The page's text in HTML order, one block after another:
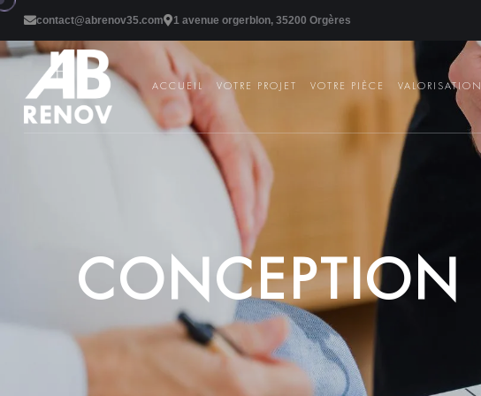
contact@abrenov35.com 1 avenue orgerblon, 35200 Orgères
ACCUEIL VOTRE PROJET VOTRE PIÈCE VALORISATION
CONCEPTION